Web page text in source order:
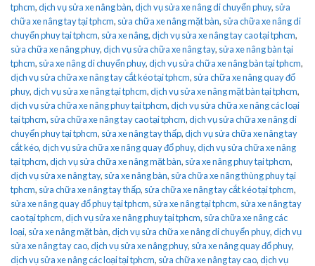
tphcm,dịch vụ sửa xe nâng bàn,dịch vụ sửa xe nâng di chuyển phuy, sửa
chữa xe nâng tay tại tphcm, sửa chữa xe nâng mặt bàn, sửa chữa xe nâng di
chuyển phuy tại tphcm, sửa xe nâng,dịch vụ sửa xe nâng tay cao tại tphcm,
sửa chữa xe nâng phuy,dịch vụ sửa chữa xe nâng tay, sửa xe nâng bàn tại
tphcm, sửa xe nâng di chuyển phuy,dịch vụ sửa chữa xe nâng bàn tại tphcm,
dịch vụ sửa chữa xe nâng tay cắt kéo tại tphcm, sửa chữa xe nâng quay đổ
phuy,dịch vụ sửa xe nâng tại tphcm,dịch vụ sửa xe nâng mặt bàn tại tphcm,
dịch vụ sửa chữa xe nâng phuy tại tphcm,dịch vụ sửa chữa xe nâng các loại
tại tphcm, sửa chữa xe nâng tay cao tại tphcm,dịch vụ sửa chữa xe nâng di
chuyển phuy tại tphcm, sửa xe nâng tay thấp,dịch vụ sửa chữa xe nâng tay
cắt kéo,dịch vụ sửa chữa xe nâng quay đổ phuy,dịch vụ sửa chữa xe nâng
tại tphcm,dịch vụ sửa chữa xe nâng mặt bàn, sửa xe nâng phuy tại tphcm,
dịch vụ sửa xe nâng tay, sửa xe nâng bàn, sửa chữa xe nâng thùng phuy tại
tphcm, sửa chữa xe nâng tay thấp, sửa chữa xe nâng tay cắt kéo tại tphcm,
sửa xe nâng quay đổ phuy tại tphcm, sửa xe nâng tại tphcm, sửa xe nâng tay
cao tại tphcm,dịch vụ sửa xe nâng phuy tại tphcm, sửa chữa xe nâng các
loại, sửa xe nâng mặt bàn,dịch vụ sửa chữa xe nâng di chuyển phuy,dịch vụ
sửa xe nâng tay cao,dịch vụ sửa xe nâng phuy, sửa xe nâng quay đổ phuy,
dịch vụ sửa xe nâng các loại tại tphcm, sửa chữa xe nâng tay cao,dịch vụ